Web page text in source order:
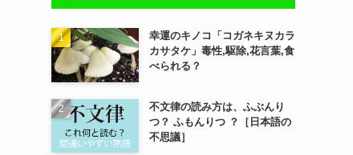
幸運のキノコ「コガネキヌカラ
カサタケ」毒性,駆除,花言葉,食
べられる？
不文律の読み方は、ふぶんり
つ？ ふもんりつ ？［日本語の
不思議］